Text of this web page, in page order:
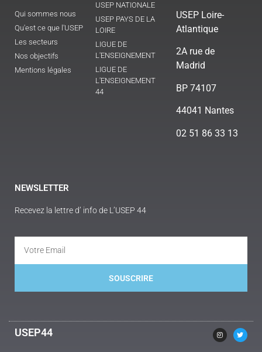
Qui sommes nous
Qu'est ce que l'USEP
Les secteurs
Nos objectifs
Mentions légales
USEP NATIONALE
USEP PAYS DE LA
LOIRE
LIGUE DE
L'ENSEIGNEMENT
LIGUE DE
L'ENSEIGNEMENT
44
USEP Loire-
Atlantique
2A rue de
Madrid
BP 74107
44041 Nantes
02 51 86 33 13
NEWSLETTER
Recevez la lettre d’ info de L’USEP 44
SOUSCRIRE
USEP44